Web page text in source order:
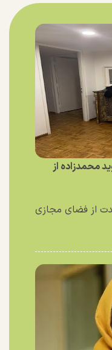
محمدزاده از
از فضای مجازی